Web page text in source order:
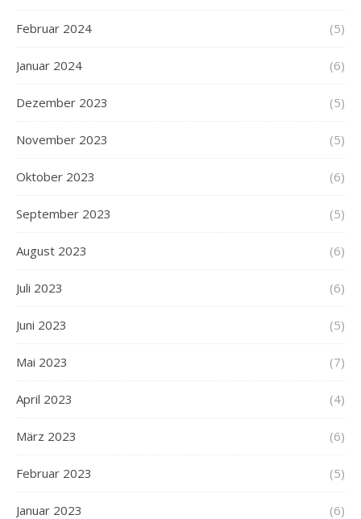
Februar 2024 (5)
Januar 2024 (6)
Dezember 2023 (5)
November 2023 (5)
Oktober 2023 (6)
September 2023 (5)
August 2023 (6)
Juli 2023 (6)
Juni 2023 (5)
Mai 2023 (7)
April 2023 (4)
März 2023 (6)
Februar 2023 (5)
Januar 2023 (6)